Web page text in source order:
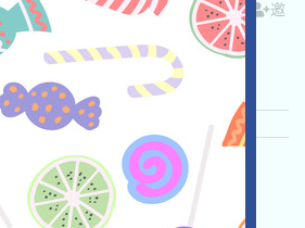
请 Twitter ETH/ERC/EVM Mail
邀
间: 2026/05/15
度:
★★★3.0 查阅详情
Pts 语言：
進行積分活動，這是一個